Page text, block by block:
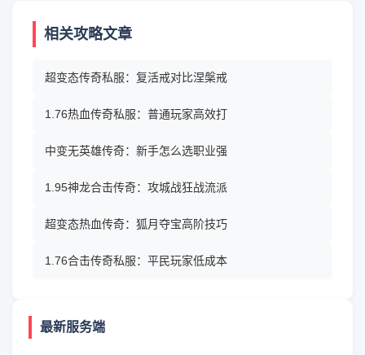
相关攻略文章
超变态传奇私服：复活戒对比涅槃戒
1.76热血传奇私服：普通玩家高效打
中变无英雄传奇：新手怎么选职业强
1.95神龙合击传奇：攻城战狂战流派
超变态热血传奇：狐月夺宝高阶技巧
1.76合击传奇私服：平民玩家低成本
最新服务端